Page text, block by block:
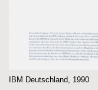
IBM Deutschland, 1990